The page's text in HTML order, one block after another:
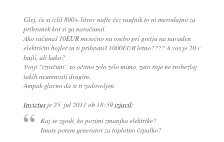
Glej, če si izlil 800+ litrov nafte čez raufnik to ni merodajno za
prihranek kot si ga naračunal.
Ako računaš 10EUR mesečno na osebo pri gretju na navaden
električni bojler in ti prihraniš 1000EUR letno???? A vas je 20 v
bajti, ali kako?
Tvoji "izračuni" so očitno zelo zelo mimo, zato raje ne trobezlaj
takih neumnosti drugim.
Ampak glavno da si ti zadovoljen.
Invictusje 25. jul 2011 ob 18:59izjavil:
Kaj se zgodi, ko pozimi zmanjka elektrike?
Imate potem generator za toplotno črpalko?